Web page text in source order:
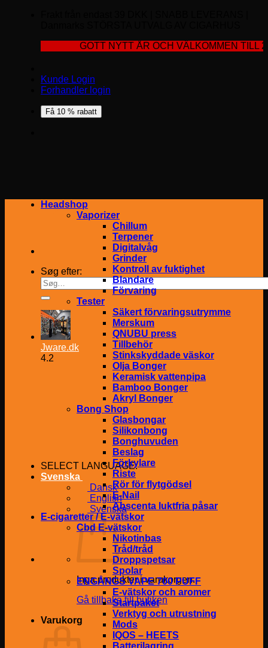
GOTT NYTT ÅR OCH VÄLKOMMEN TILL 2024
Kunde Login
Forhandler login
Få 10 % rabatt
Søg efter:
Jware.dk
4.2
SELECT LANGUAGE:
Svenska
Dansk
English
Svenska
Inga produkter i varukorgen.
Gå tillbaka till butiken
Varukorg
Headshop
Vaporizer
Chillum
Terpener
Digitalvåg
Grinder
Kontroll av fuktighet
Blandare
Förvaring
Tester
Säkert förvaringsutrymme
Merskum
QNUBU press
Tillbehör
Stinkskyddade väskor
Olja Bonger
Keramisk vattenpipa
Bamboo Bonger
Akryl Bonger
Bong Shop
Glasbongar
Silikonbong
Bonghuvuden
Beslag
Förkylare
Riste
Rör för flytgödsel
E-Nail
Abscenta luktfria påsar
E-cigaretter / E-vätskor
Cbd E-vätskor
Nikotinbas
Tråd/tråd
Droppspetsar
Spolar
ENGÅNGS VAPE 700 PUFF
E-vätskor och aromer
Startpaket
Verktyg och utrustning
Mods
IQOS – HEETS
Batterilagring